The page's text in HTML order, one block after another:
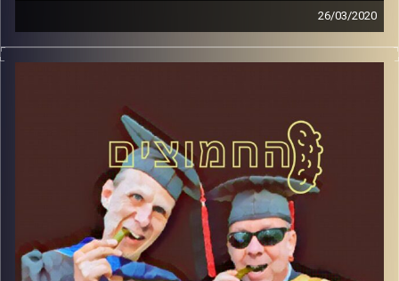
26/03/2020
החמוצים – בפעם השלישית.
והפעם: קורונה: למה מסוכן מנהיג חזק לבד במשבר
קרדיט תמונות:AudioVersity